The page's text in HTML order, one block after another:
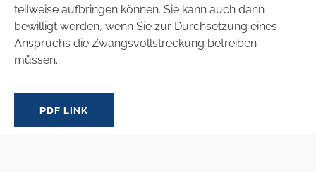
teilweise aufbringen können. Sie kann auch dann
bewilligt werden, wenn Sie zur Durchsetzung eines
Anspruchs die Zwangsvollstreckung betreiben
müssen.
PDF LINK